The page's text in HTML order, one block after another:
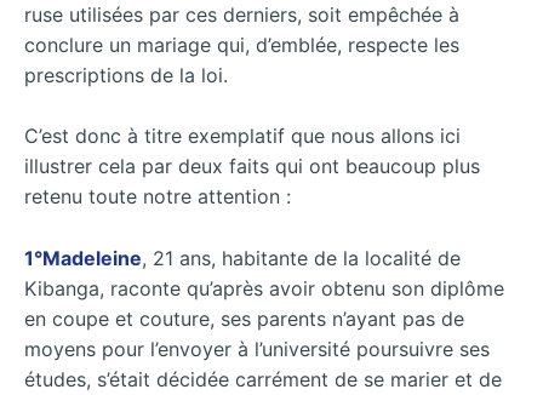
ruse utilisées par ces derniers, soit empêchée à
conclure un mariage qui, d’emblée, respecte les
prescriptions de la loi.
C’est donc à titre exemplatif que nous allons ici
illustrer cela par deux faits qui ont beaucoup plus
retenu toute notre attention :
1°Madeleine, 21 ans, habitante de la localité de
Kibanga, raconte qu’après avoir obtenu son diplôme
en coupe et couture, ses parents n’ayant pas de
moyens pour l’envoyer à l’université poursuivre ses
études, s’était décidée carrément de se marier et de